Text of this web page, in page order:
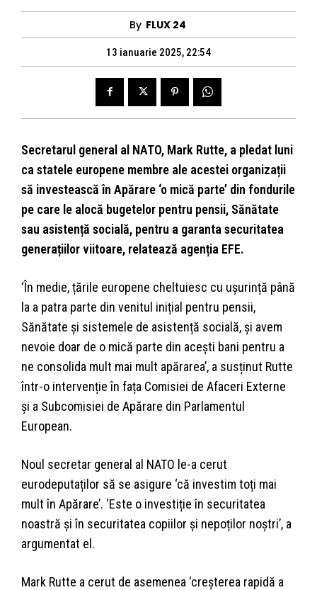
By FLUX 24
13 ianuarie 2025, 22:54
Secretarul general al NATO, Mark Rutte, a pledat luni
ca statele europene membre ale acestei organizații
să investească în Apărare ‘o mică parte’ din fondurile
pe care le alocă bugetelor pentru pensii, Sănătate
sau asistență socială, pentru a garanta securitatea
generațiilor viitoare, relatează agenția EFE.
‘În medie, țările europene cheltuiesc cu ușurință până
la a patra parte din venitul inițial pentru pensii,
Sănătate și sistemele de asistență socială, și avem
nevoie doar de o mică parte din acești bani pentru a
ne consolida mult mai mult apărarea’, a susținut Rutte
într-o intervenție în fața Comisiei de Afaceri Externe
și a Subcomisiei de Apărare din Parlamentul
European.
Noul secretar general al NATO le-a cerut
eurodeputaților să se asigure ‘că investim toți mai
mult în Apărare’. ‘Este o investiție în securitatea
noastră și în securitatea copiilor și nepoților noștri’, a
argumentat el.
Mark Rutte a cerut de asemenea ‘creșterea rapidă a